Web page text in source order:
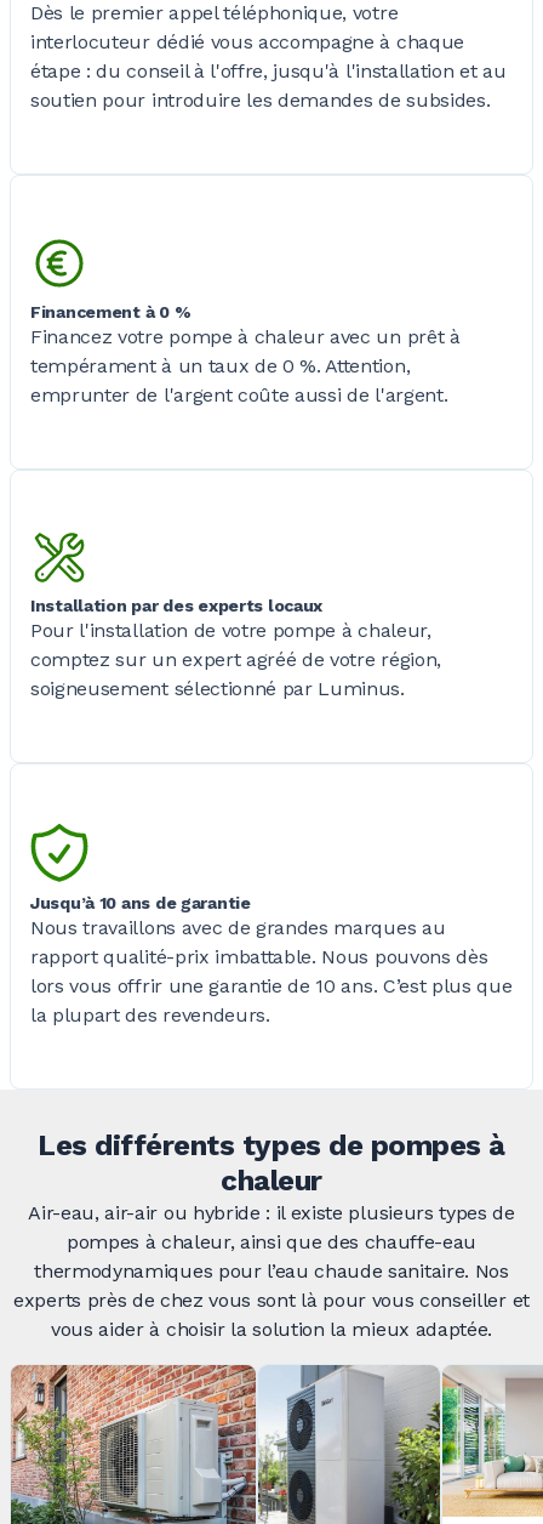
Dès le premier appel téléphonique, votre
interlocuteur dédié vous accompagne à chaque
étape : du conseil à l'offre, jusqu'à l'installation et au
soutien pour introduire les demandes de subsides.
Financement à 0 %
Financez votre pompe à chaleur avec un prêt à
tempérament à un taux de 0 %. Attention,
emprunter de l'argent coûte aussi de l'argent.
Installation par des experts locaux
Pour l'installation de votre pompe à chaleur,
comptez sur un expert agréé de votre région,
soigneusement sélectionné par Luminus.
Jusqu’à 10 ans de garantie
Nous travaillons avec de grandes marques au
rapport qualité-prix imbattable. Nous pouvons dès
lors vous offrir une garantie de 10 ans. C’est plus que
la plupart des revendeurs.
Les différents types de pompes à
chaleur
Air-eau, air-air ou hybride : il existe plusieurs types de
pompes à chaleur, ainsi que des chauffe-eau
thermodynamiques pour l’eau chaude sanitaire. Nos
experts près de chez vous sont là pour vous conseiller et
vous aider à choisir la solution la mieux adaptée.